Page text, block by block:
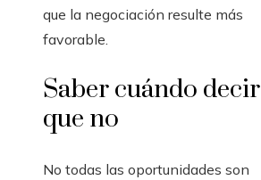
que la negociación resulte más
favorable.
Saber cuándo decir
que no
No todas las oportunidades son